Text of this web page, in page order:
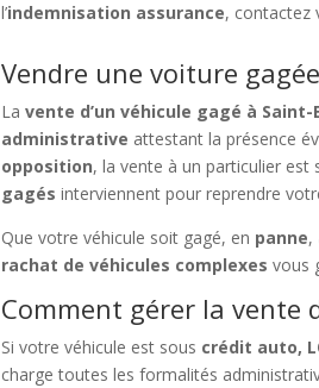
l’indemnisation assurance, contactez
Vendre une voiture
Lavente d’un véhicule gagé à Saint-
administrative attestant la présence
opposition, la vente à un particulier est
gagés interviennent pour reprendre
Que votre véhicule soit gagé, en panne,
rachat de véhicules complexes vous
Comment gérer la vente
Si votre véhicule est sous crédit auto,
charge toutes les formalités